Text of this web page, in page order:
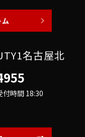
名古屋北
時間 18:30